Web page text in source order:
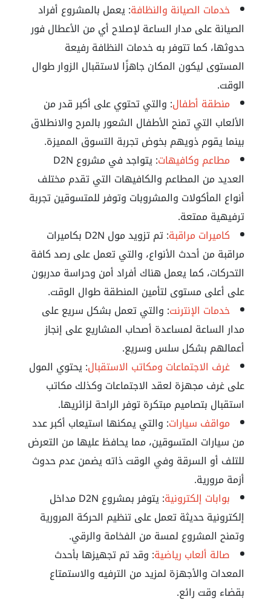
خدمات الصيانة والنظافة: يعمل بالمشروع أفراد
الصيانة على مدار الساعة لإصلاح أي من الأعطال فور
حدوثها، كما تتوفر به خدمات النظافة رفيعة
المستوى ليكون المكان جاهزًا لاستقبال الزوار طوال
الوقت.
منطقة أطفال: والتي تحتوي على أكبر قدر من
الألعاب التي تمنح الأطفال الشعور بالمرح والانطلاق
بينما يقوم ذويهم بخوض تجربة التسوق المميزة.
مطاعم وكافيهات
: يتواجد في مشروع D2N
العديد من المطاعم والكافيهات التي تقدم مختلف
أنواع المأكولات والمشروبات وتوفر للمتسوقين تجربة
ترفيهية ممتعة.
كاميرات مراقبة
: تم تزويد مول D2N بكاميرات
مراقبة من أحدث الأنواع، والتي تعمل على رصد كافة
التحركات، كما يعمل هناك أفراد أمن وحراسة مدربون
على أعلى مستوى لتأمين المنطقة طوال الوقت.
خدمات الإنترنت: والتي تعمل بشكل سريع على
مدار الساعة لمساعدة أصحاب المشاريع على إنجاز
أعمالهم بشكل سلس وسريع.
غرف الاجتماعات ومكاتب الاستقبال: يحتوي المول
على غرف مجهزة لعقد الاجتماعات وكذلك مكاتب
استقبال بتصاميم مبتكرة توفر الراحة لزائريها.
مواقف سيارات: والتي يمكنها استيعاب أكبر عدد
من سيارات المتسوقين، مما يحافظ عليها من التعرض
للتلف أو السرقة وفي الوقت ذاته يضمن عدم حدوث
أزمة مرورية.
بوابات إلكترونية
: يتوفر بمشروع D2N مداخل
إلكترونية حديثة تعمل على تنظيم الحركة المرورية
وتمنح المشروع لمسة من الفخامة والرقي.
صالة ألعاب رياضية: وقد تم تجهيزها بأحدث
المعدات والأجهزة لمزيد من الترفيه والاستمتاع
بقضاء وقت رائع.